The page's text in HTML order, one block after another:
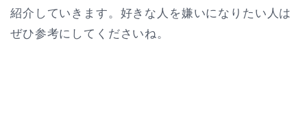
紹介していきます。好きな人を嫌いになりたい人は
ぜひ参考にしてくださいね。